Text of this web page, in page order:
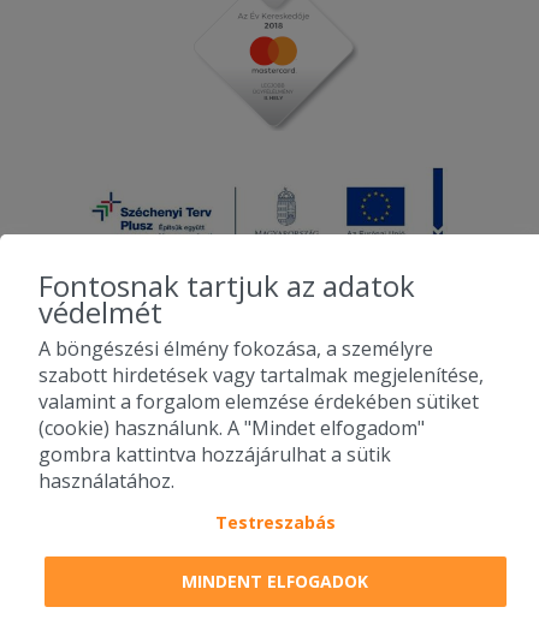
2010-2026 Copyright - Falatozz.hu - Diston-line Kft.
Pizza, gyros, hamburger, menük kedvező áron, egy helyen az összes
étterem ajánlata.
Fontosnak tartjuk az adatok
védelmét
A böngészési élmény fokozása, a személyre
szabott hirdetések vagy tartalmak megjelenítése,
valamint a forgalom elemzése érdekében sütiket
(cookie) használunk. A "Mindet elfogadom"
gombra kattintva hozzájárulhat a sütik
használatához.
Testreszabás
MINDENT ELFOGADOK